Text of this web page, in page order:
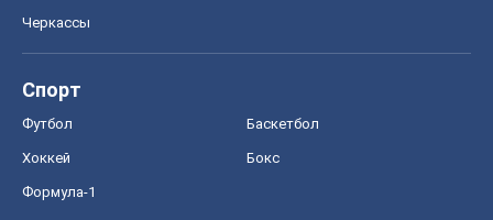
Черкассы
Спорт
Футбол Баскетбол
Хоккей Бокс
Формула-1